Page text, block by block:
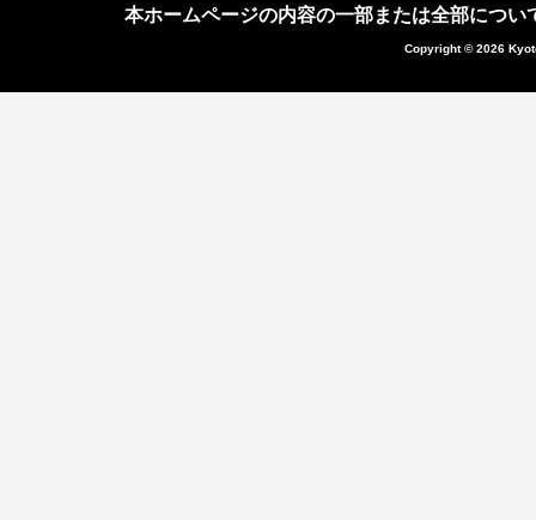
本ホームページの内容の一部または全部につ
Copyright © 2026